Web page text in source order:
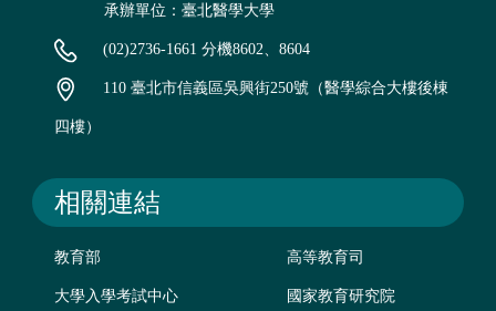
承辦單位：臺北醫學大學
(02)2736-1661 分機8602、8604
110 臺北市信義區吳興街250號（醫學綜合大樓後棟
四樓）
相關連結
教育部 高等教育司
大學入學考試中心 國家教育研究院